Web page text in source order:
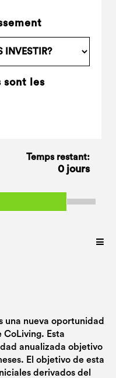
sont les
Temps restant:
0 jours
una nueva oportunidad
CoLiving. Esta
anualizada objetivo
El objetivo de esta
derivados del